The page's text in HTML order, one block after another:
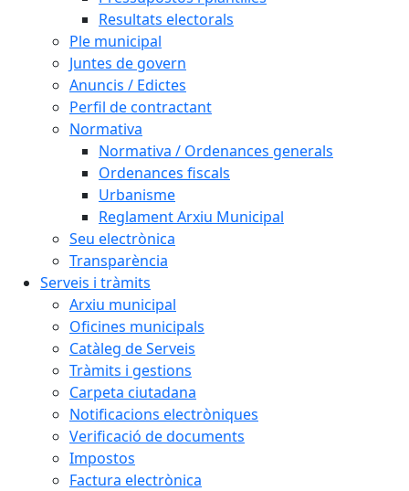
Resultats electorals
Ple municipal
Juntes de govern
Anuncis / Edictes
Perfil de contractant
Normativa
Normativa / Ordenances generals
Ordenances fiscals
Urbanisme
Reglament Arxiu Municipal
Seu electrònica
Transparència
Serveis i tràmits
Arxiu municipal
Oficines municipals
Catàleg de Serveis
Tràmits i gestions
Carpeta ciutadana
Notificacions electròniques
Verificació de documents
Impostos
Factura electrònica